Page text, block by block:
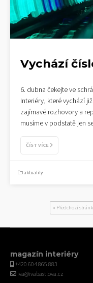
Vychází
6. dubna čekejte ve
Interiéry, které vychází
zajímavé rozhovory a
musíme v podstatě jen
ČÍST VÍCE
aktuality
« Předchozí
magazín interiéry
+420 604 865 883
iva@ivabastlova.cz